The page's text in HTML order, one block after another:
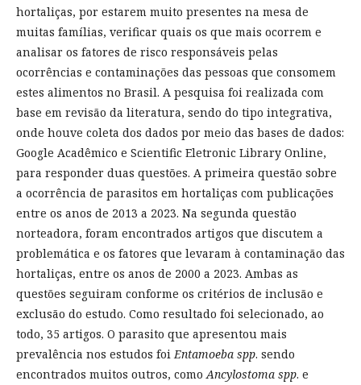
hortaliças, por estarem muito presentes na mesa de
muitas famílias, verificar quais os que mais ocorrem e
analisar os fatores de risco responsáveis pelas
ocorrências e contaminações das pessoas que consomem
estes alimentos no Brasil. A pesquisa foi realizada com
base em revisão da literatura, sendo do tipo integrativa,
onde houve coleta dos dados por meio das bases de dados:
Google Acadêmico e Scientific Eletronic Library Online,
para responder duas questões. A primeira questão sobre
a ocorrência de parasitos em hortaliças com publicações
entre os anos de 2013 a 2023. Na segunda questão
norteadora, foram encontrados artigos que discutem a
problemática e os fatores que levaram à contaminação das
hortaliças, entre os anos de 2000 a 2023. Ambas as
questões seguiram conforme os critérios de inclusão e
exclusão do estudo. Como resultado foi selecionado, ao
todo, 35 artigos. O parasito que apresentou mais
prevalência nos estudos foi Entamoeba spp. sendo
encontrados muitos outros, como Ancylostoma spp. e